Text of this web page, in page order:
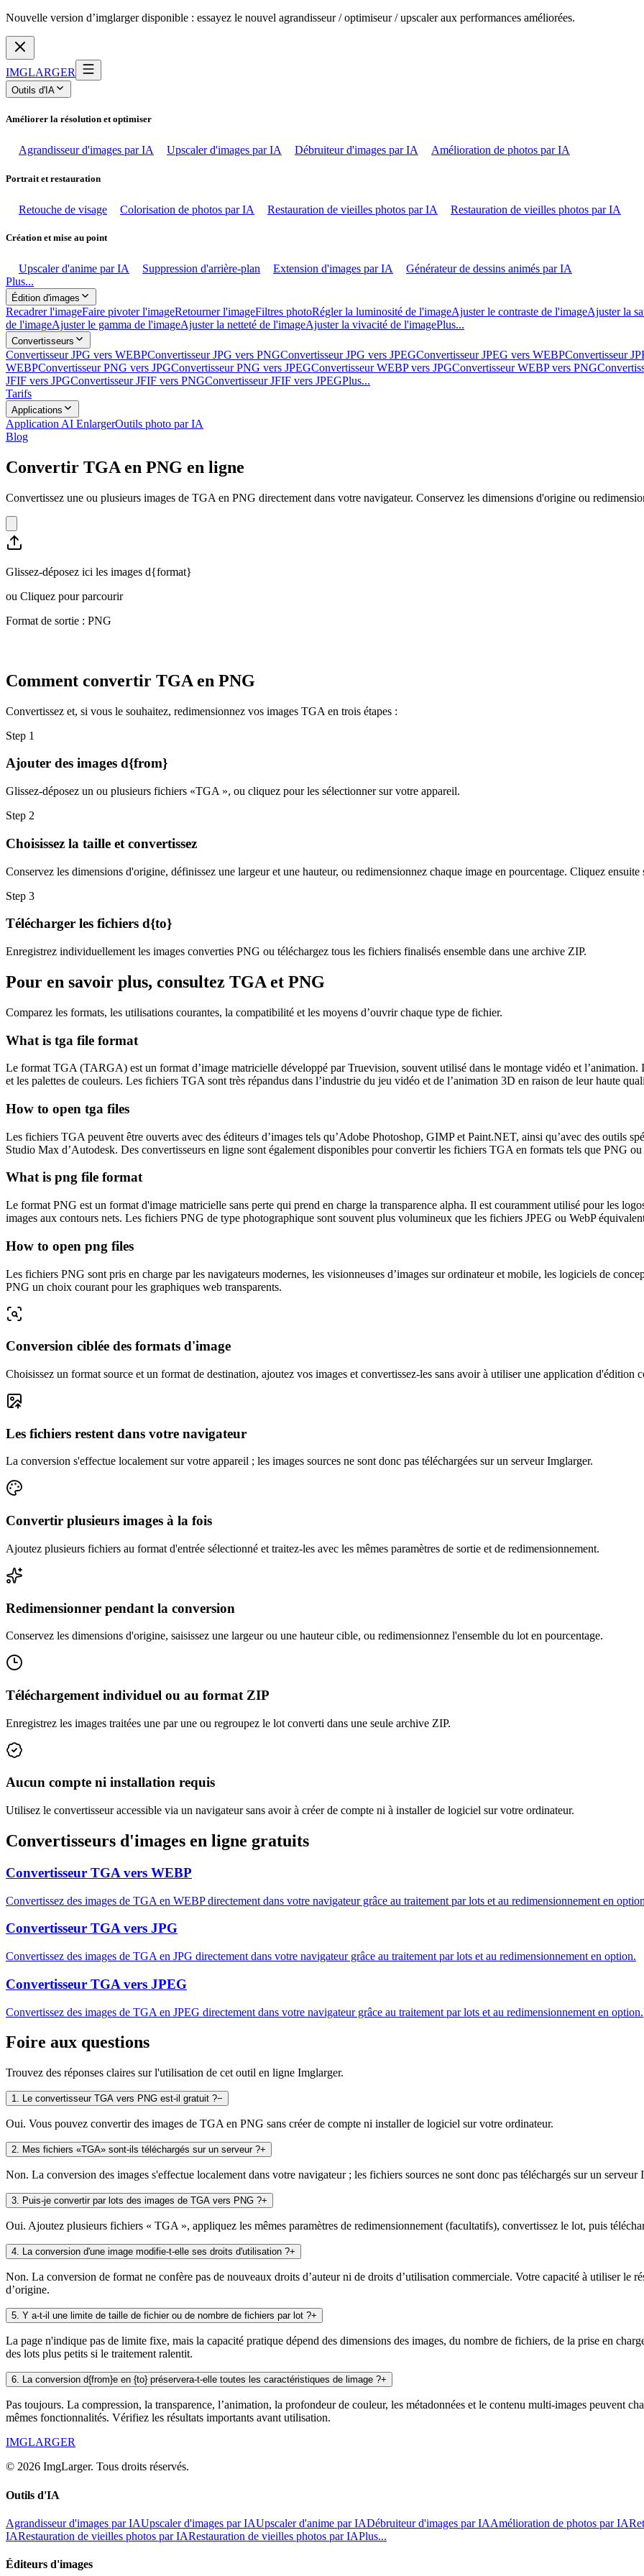
Nouvelle version d’imglarger disponible : essayez le nouvel agrandisseur / optimiseur / upscaler aux performances améliorées.
IMGLARGER
Outils d'IA
Améliorer la résolution et optimiser
Agrandisseur d'images par IA Upscaler d'images par IA Débruiteur d'images par IA Amélioration de photos par IA
Portrait et restauration
Retouche de visage Colorisation de photos par IA Restauration de vieilles photos par IA Restauration de vieilles photos par IA
Création et mise au point
Upscaler d'anime par IA Suppression d'arrière-plan Extension d'images par IA
Générateur de dessins animés par IA
Plus...
Édition d'images
Recadrer l'imageFaire pivoter l'imageRetourner l'imageFiltres photoRégler la luminosité de l'imageAjuster le contraste de l'imageAjuster la
de l'imageAjuster le gamma de l'imageAjuster la netteté de l'imageAjuster la vivacité de l'imagePlus...
Convertisseurs
Convertisseur JPG vers WEBPConvertisseur JPG vers PNGConvertisseur JPG vers JPEGConvertisseur JPEG vers WEBPConvertisseur
WEBPConvertisseur PNG vers JPGConvertisseur PNG vers JPEGConvertisseur WEBP vers JPGConvertisseur WEBP vers PNG
JFIF vers JPGConvertisseur JFIF vers PNGConvertisseur JFIF vers JPEGPlus...
Tarifs
Applications
Application AI EnlargerOutils photo par IA
Blog
Convertir TGA en PNG en ligne
Convertissez une ou plusieurs images de TGA en PNG directement dans votre navigateur. Conservez les dimensions d'origine ou
Glissez-déposez ici les images d{format}
ou Cliquez pour parcourir
Format de sortie : PNG
Comment convertir TGA en PNG
Convertissez et, si vous le souhaitez, redimensionnez vos images TGA en trois étapes :
Step 1
Ajouter des images d{from}
Glissez-déposez un ou plusieurs fichiers «TGA », ou cliquez pour les sélectionner sur votre appareil.
Step 2
Choisissez la taille et convertissez
Conservez les dimensions d'origine, définissez une largeur et une hauteur, ou redimensionnez chaque image en pourcentage. Cliquez
Step 3
Télécharger les fichiers d{to}
Enregistrez individuellement les images converties PNG ou téléchargez tous les fichiers finalisés ensemble dans une archive ZIP.
Pour en savoir plus, consultez TGA et PNG
Comparez les formats, les utilisations courantes, la compatibilité et les moyens d’ouvrir chaque type de fichier.
What is tga file format
Le format TGA (TARGA) est un format d’image matricielle développé par Truevision, souvent utilisé dans le montage vidéo et l’animation.
et les palettes de couleurs. Les fichiers TGA sont très répandus dans l’industrie du jeu vidéo et de l’animation 3D en raison de leur haute
How to open tga files
Les fichiers TGA peuvent être ouverts avec des éditeurs d’images tels qu’Adobe Photoshop, GIMP et Paint.NET, ainsi qu’avec des outils
Studio Max d’Autodesk. Des convertisseurs en ligne sont également disponibles pour convertir les fichiers TGA en formats tels que PNG
What is png file format
Le format PNG est un format d'image matricielle sans perte qui prend en charge la transparence alpha. Il est couramment utilisé pour les
images aux contours nets. Les fichiers PNG de type photographique sont souvent plus volumineux que les fichiers JPEG ou WebP
How to open png files
Les fichiers PNG sont pris en charge par les navigateurs modernes, les visionneuses d’images sur ordinateur et mobile, les logiciels de
PNG un choix courant pour les graphiques web transparents.
Conversion ciblée des formats d'image
Choisissez un format source et un format de destination, ajoutez vos images et convertissez-les sans avoir à utiliser une application d'édition
Les fichiers restent dans votre navigateur
La conversion s'effectue localement sur votre appareil ; les images sources ne sont donc pas téléchargées sur un serveur Imglarger.
Convertir plusieurs images à la fois
Ajoutez plusieurs fichiers au format d'entrée sélectionné et traitez-les avec les mêmes paramètres de sortie et de redimensionnement.
Redimensionner pendant la conversion
Conservez les dimensions d'origine, saisissez une largeur ou une hauteur cible, ou redimensionnez l'ensemble du lot en pourcentage.
Téléchargement individuel ou au format ZIP
Enregistrez les images traitées une par une ou regroupez le lot converti dans une seule archive ZIP.
Aucun compte ni installation requis
Utilisez le convertisseur accessible via un navigateur sans avoir à créer de compte ni à installer de logiciel sur votre ordinateur.
Convertisseurs d'images en ligne gratuits
Convertisseur TGA vers WEBP
Convertissez des images de TGA en WEBP directement dans votre navigateur grâce au traitement par lots et au redimensionnement en
Convertisseur TGA vers JPG
Convertissez des images de TGA en JPG directement dans votre navigateur grâce au traitement par lots et au redimensionnement en option.
Convertisseur TGA vers JPEG
Convertissez des images de TGA en JPEG directement dans votre navigateur grâce au traitement par lots et au redimensionnement en option.
Foire aux questions
Trouvez des réponses claires sur l'utilisation de cet outil en ligne Imglarger.
1. Le convertisseur TGA vers PNG est-il gratuit ?−
Oui. Vous pouvez convertir des images de TGA en PNG sans créer de compte ni installer de logiciel sur votre ordinateur.
2. Mes fichiers «TGA» sont-ils téléchargés sur un serveur ?+
Non. La conversion des images s'effectue localement dans votre navigateur ; les fichiers sources ne sont donc pas téléchargés sur un serveur
3. Puis-je convertir par lots des images de TGA vers PNG ?+
Oui. Ajoutez plusieurs fichiers « TGA », appliquez les mêmes paramètres de redimensionnement (facultatifs), convertissez le lot, puis
4. La conversion d'une image modifie-t-elle ses droits d'utilisation ?+
Non. La conversion de format ne confère pas de nouveaux droits d’auteur ni de droits d’utilisation commerciale. Votre capacité à utiliser le
d’origine.
5. Y a-t-il une limite de taille de fichier ou de nombre de fichiers par lot ?+
La page n'indique pas de limite fixe, mais la capacité pratique dépend des dimensions des images, du nombre de fichiers, de la prise en
des lots plus petits si le traitement ralentit.
6. La conversion d{from}e en {to} préservera-t-elle toutes les caractéristiques de limage ?+
Pas toujours. La compression, la transparence, l’animation, la profondeur de couleur, les métadonnées et le contenu multi-images peuvent
mêmes fonctionnalités. Vérifiez les résultats importants avant utilisation.
IMGLARGER
© 2026 ImgLarger. Tous droits réservés.
Outils d'IA
Agrandisseur d'images par IAUpscaler d'images par IAUpscaler d'anime par IADébruiteur d'images par IAAmélioration de photos par IA
IARestauration de vieilles photos par IARestauration de vieilles photos par IAPlus...
Éditeurs d'images